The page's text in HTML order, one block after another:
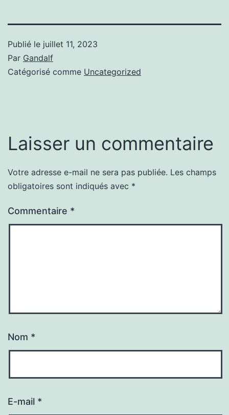
Publié le juillet 11, 2023
Par Gandalf
Catégorisé comme Uncategorized
Laisser un commentaire
Votre adresse e-mail ne sera pas publiée. Les champs
obligatoires sont indiqués avec *
Commentaire *
Nom *
E-mail *